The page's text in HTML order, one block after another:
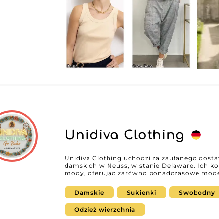
Unidiva Clothing
Unidiva Clothing uchodzi za zaufanego
damskich w Neuss, w stanie Delaware. Ich
mody, oferując zarówno ponadczasowe
wyrafinowanej elegancji, czy uniwersalnych
Unidiva Clothing gwarantuje, że zawsze
dopasowane do każdego gustu i na każdą porę roku. Jeśli jesteś
dystrybutorem i szukasz niezawodnego
niezawodność i różnorodność, których
Damskie Sukienki Swobodny
Odzież wierzchnia